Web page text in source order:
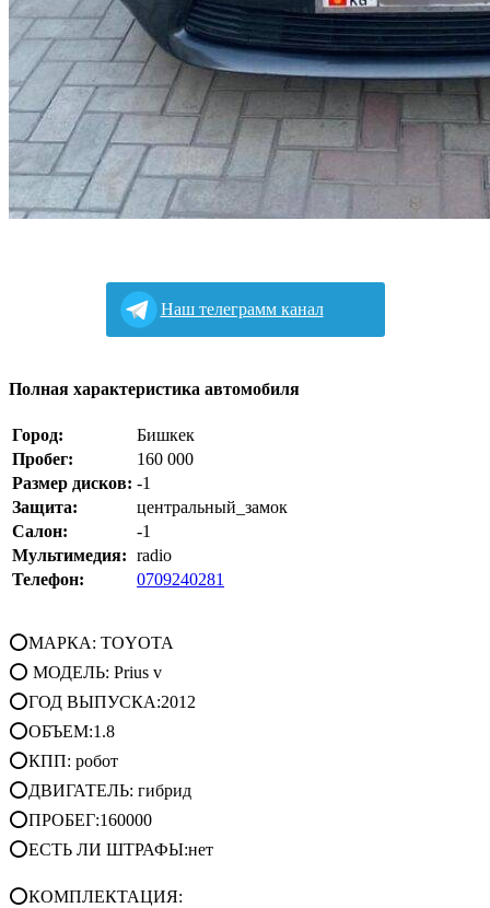
Наш телеграмм канал
Полная характеристика автомобиля
Город:
Бишкек
Пробег:
160 000
Размер дисков: -1
Защита:
центральный_замок
Салон:
-1
Мультимедия: radio
Телефон:
0709240281
⭕МАРКА: TOYOTA
⭕ МОДЕЛЬ: Prius v
⭕ГОД ВЫПУСКА:2012
⭕ОБЪЕМ:1.8
⭕КПП: робот
⭕ДВИГАТЕЛЬ: гибрид
⭕ПРОБЕГ:160000
⭕ЕСТЬ ЛИ ШТРАФЫ:нет
⭕КОМПЛЕКТАЦИЯ: